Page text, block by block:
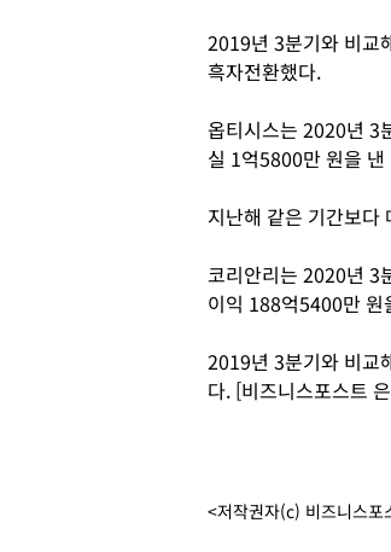
2019년 3분기와 비교
흑자전환했다.
옵티시스는 2020년 3
실 1억5800만 원을
지난해 같은 기간보다
코리안리는 2020년 3
이익 188억5400만 원
2019년 3분기와 비교
다. [비즈니스포스트
<저작권자(c) 비즈니스포